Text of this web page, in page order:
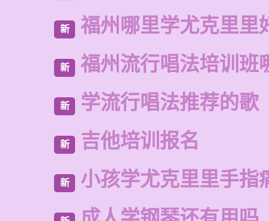
新 福州哪里学尤克里里
新 福州流行唱法培训班
新 学流行唱法推荐的歌
新 吉他培训报名
新 小孩学尤克里里手指